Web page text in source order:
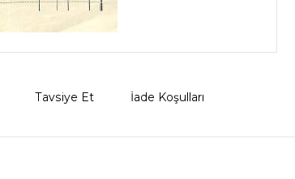
Tavsiye Et İade Koşulları